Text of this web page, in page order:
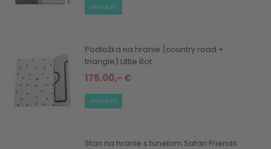
skladom
Podložka na hranie (country road +
triangle) Little Bot
175.00,- €
skladom
Stan na hranie s tunelom Safari Friends